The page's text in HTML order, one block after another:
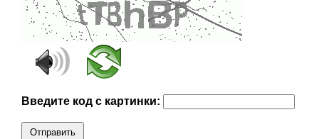
Введите код с картинки:
Отправить